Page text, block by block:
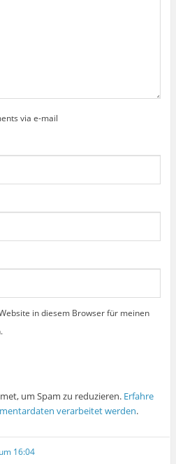
via e-mail
in diesem Browser für meinen
um Spam zu reduzieren. Erfahre
verarbeitet werden.
16:04